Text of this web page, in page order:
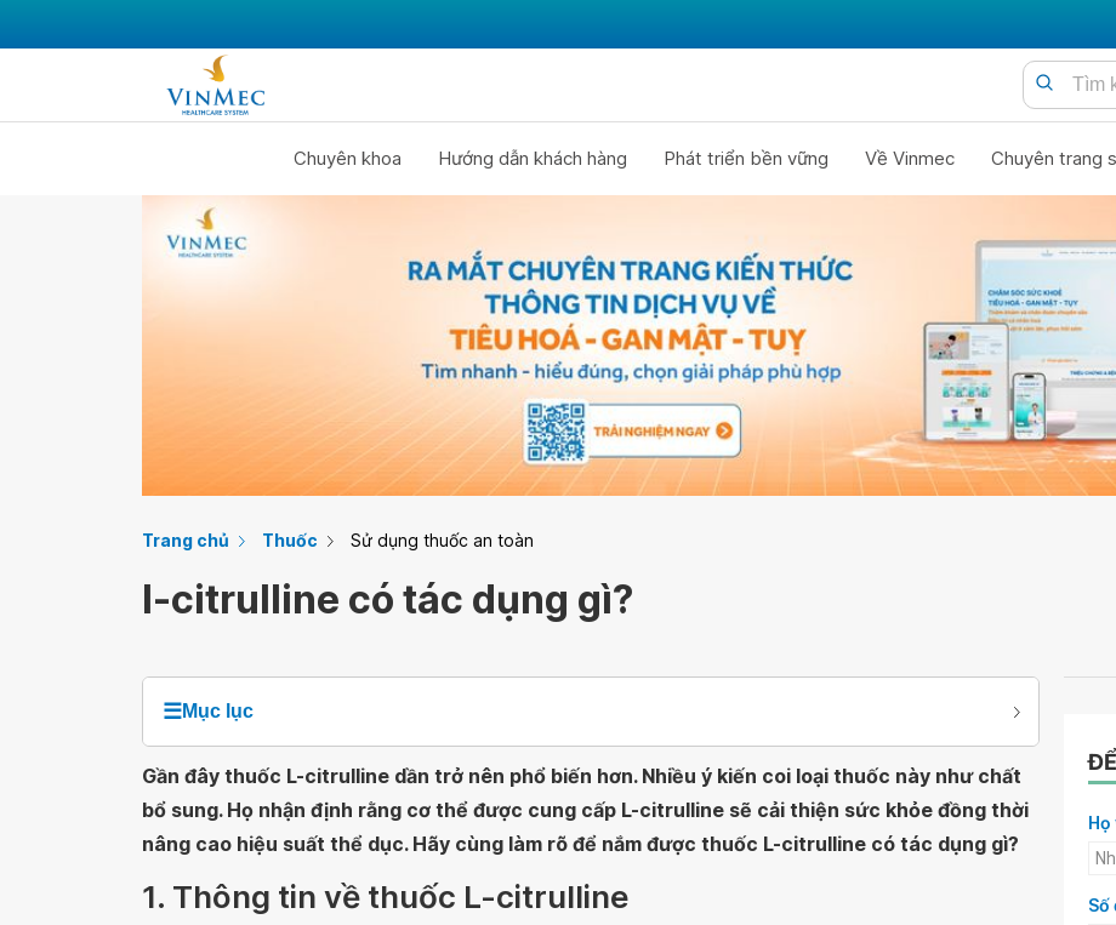
Chuyên khoa Hướng dẫn khách hàng Phát triển bền vững Về Vinmec Chuyên trang
Trang chủ Thuốc Sử dụng thuốc an toàn
l-citrulline có tác dụng gì?
☰Mục lục
Gần đây thuốc L-citrulline dần trở nên phổ biến hơn. Nhiều ý kiến coi loại thuốc này như chất
bổ sung. Họ nhận định rằng cơ thể được cung cấp L-citrulline sẽ cải thiện sức khỏe đồng thời
nâng cao hiệu suất thể dục. Hãy cùng làm rõ để nắm được thuốc L-citrulline có tác dụng gì?
1. Thông tin về thuốc L-citrulline Số